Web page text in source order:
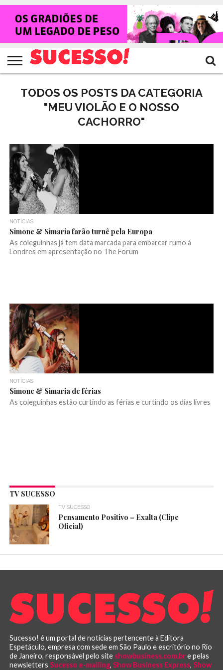
HOME
NOTÍCIAS
SHOWS
ENTREVISTAS
CLIQUES
RANKING
CROWLEY
TV
SUCESSO!
REVISTA
SUCESSO!
TODOS OS POSTS DA CATEGORIA
"MEU VIOLÃO E O NOSSO
CACHORRO"
NOTÍCIAS
Simone & Simaria farão turnê pela Europa
As coleguinhas já tem data marcada para embarcar rumo à
Londres em apresentação no The Forum
NOTÍCIAS
Simone & Simaria de férias
As coleguinhas estão curtindo as férias e curtindo os dias livres
TV SUCESSO
TV SUCESSO
Pensamento Positivo – Exalta (Clipe
Oficial)
Sucesso! é um portal de notícias pertencente à Editora
Espetáculo, empresa com sede em São Paulo e escritório no Rio
de Janeiro, responsável pelo site showbusiness.com.bre pelas
newsletters Sucesso e-mailing, Show Business Express, Show